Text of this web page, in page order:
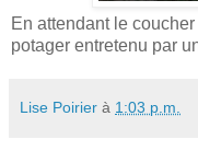
En attendant le
potager entretenu par
Lise Poirier à 1:03 p.m.